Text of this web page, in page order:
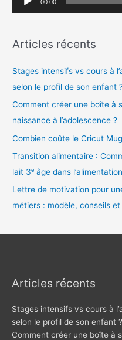
i
é
00:00
Articles récents
Stages intensifs vs cours à
selon le profil de son enfant
Comment créer une boîte à
naissance à l’adolescence ?
Combien coûte le Cricut
Transition alimentaire :
lait 3ᵉ âge dans
Lettre de motivation pour
métiers : modèle, conseils
Articles récents
Stages intensifs vs cours à
selon le profil de son enfant ?
Comment créer une boîte à